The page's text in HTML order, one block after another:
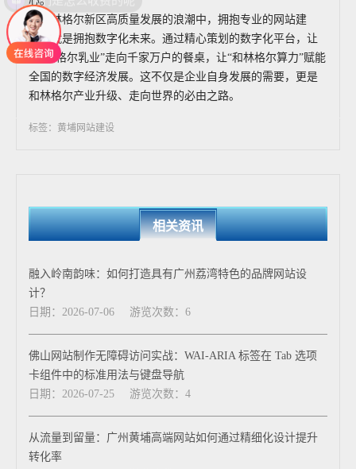
在和林格尔新区高质量发展的浪潮中，拥抱专业的网站建
设，就是拥抱数字化未来。通过精心策划的数字化平台，让
“和林格尔乳业”走向千家万户的餐桌，让“和林格尔算力”赋能
全国的数字经济发展。这不仅是企业自身发展的需要，更是
和林格尔产业升级、走向世界的必由之路。
标签：黄埔网站建设
相关资讯
融入岭南韵味：如何打造具有广州荔湾特色的品牌网站设
计？
日期：2026-07-06
游览次数：6
佛山网站制作无障碍访问实战：WAI-ARIA 标签在 Tab 选项
卡组件中的标准用法与键盘导航
日期：2026-07-25
游览次数：4
从流量到留量：广州黄埔高端网站如何通过精细化设计提升
转化率